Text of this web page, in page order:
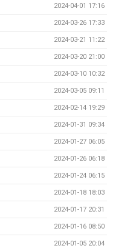
2024-04-01 17:16
2024-03-26 17:33
2024-03-21 11:22
2024-03-20 21:00
2024-03-10 10:32
2024-03-05 09:11
2024-02-14 19:29
2024-01-31 09:34
2024-01-27 06:05
2024-01-26 06:18
2024-01-24 06:15
2024-01-18 18:03
2024-01-17 20:31
2024-01-16 08:50
2024-01-05 20:04